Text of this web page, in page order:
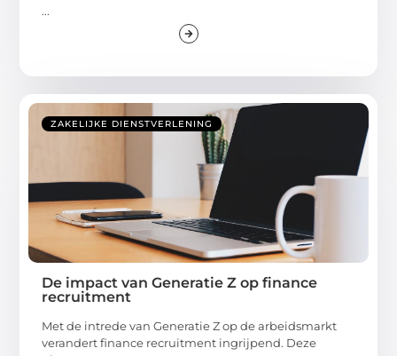
...
ZAKELIJKE DIENSTVERLENING
De impact van Generatie Z op finance
recruitment
Met de intrede van Generatie Z op de arbeidsmarkt
verandert finance recruitment ingrijpend. Deze